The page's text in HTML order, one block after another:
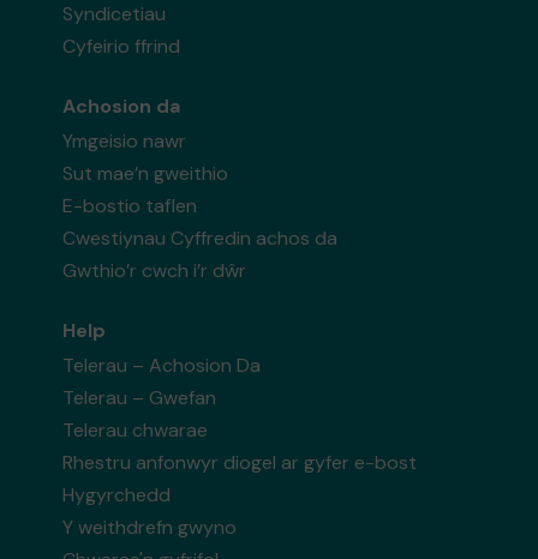
Syndicetiau
Cyfeirio ffrind
Achosion da
Ymgeisio nawr
Sut mae’n gweithio
E-bostio taflen
Cwestiynau Cyffredin achos da
Gwthio’r cwch i’r dŵr
Help
Telerau – Achosion Da
Telerau – Gwefan
Telerau chwarae
Rhestru anfonwyr diogel ar gyfer e-bost
Hygyrchedd
Y weithdrefn gwyno